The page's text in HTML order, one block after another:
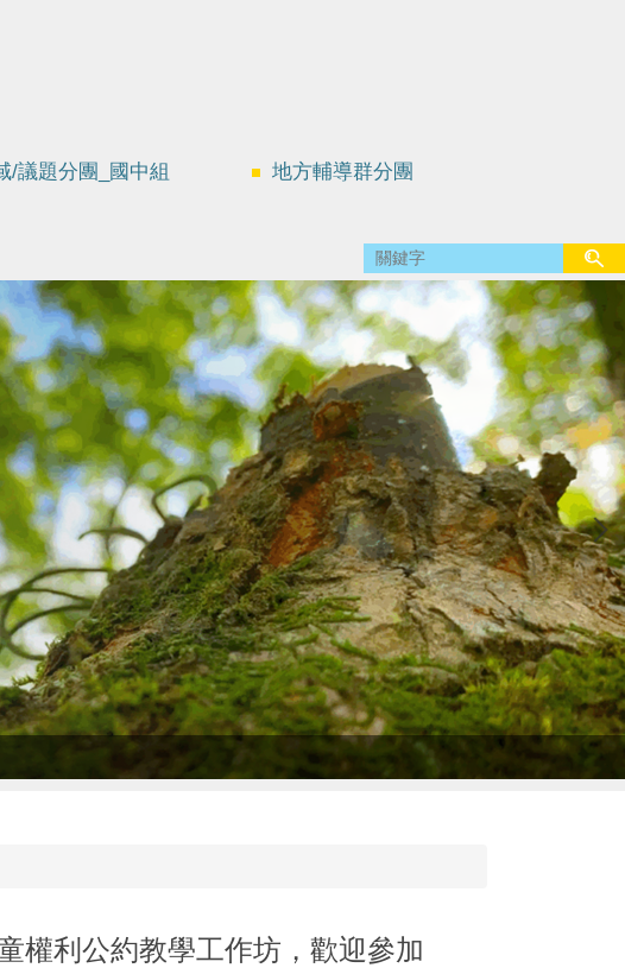
/議題分團_國中組 地方輔導群分團
權利公約教學工作坊，歡迎參加